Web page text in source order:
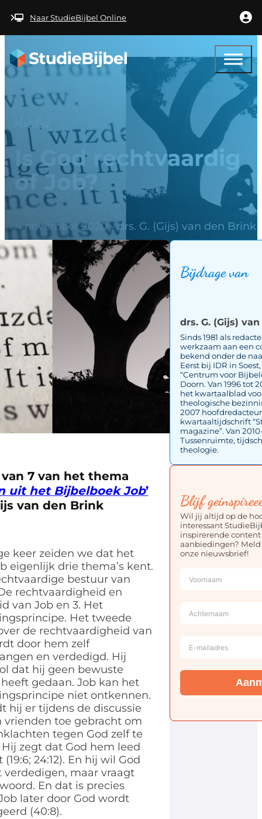
Naar StudieBijbel Online
Artikel
Is God rechtvaardig
of Job?
4 november 2020 - drs. G. (Gijs) van den Brink
7 van het thema
uit het Bijbelboek Job’
van den Brink
keer zeiden we dat het
eigenlijk drie thema’s kent.
bestuur van
rechtvaardigheid en
van Job en 3. Het
Het tweede
de rechtvaardigheid van
door hem zelf
en verdedigd. Hij
dat hij geen bewuste
gedaan. Job kan het
niet ontkennen.
hij er tijdens de discussie
vrienden toe gebracht om
tegen God zelf te
zegt dat God hem leed
24:12). En hij wil God
verdedigen, maar vraagt
En dat is precies
later door God wordt
(40:8).
Bijdrage van
drs. G. (Gijs)
Sinds 1981 als
werkzaam aan een
bekend onder de
Eerst bij IDR in
“Centrum voor
Doorn. Van 1996 tot
het kwartaalblad
theologische
2007
kwartaaltijdschrift
magazine”. Van
Tussenruimte,
theologie.
Blijf
Wil jij altijd op de
interessant
inspirerende content
aanbiedingen?
onze nieuwsbrief!